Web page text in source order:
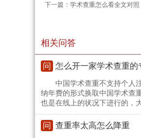
下一篇： 学术查重怎么看全文对照
相关问答
问 怎么开一家学术查重的
中国学术查重不支持个人
纳年费的形式换取中国学术查
也是在线上的状况下进行的，
问 查重率太高怎么降重